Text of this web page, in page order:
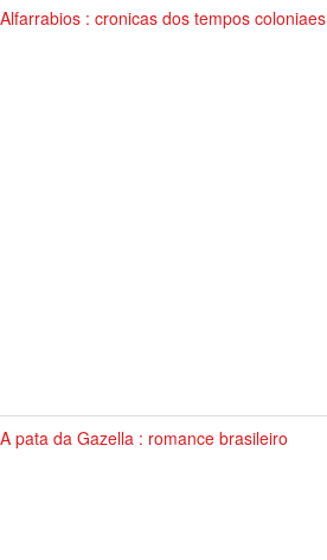
Alfarrabios : cronicas dos tempos coloniaes
A pata da Gazella : romance brasileiro